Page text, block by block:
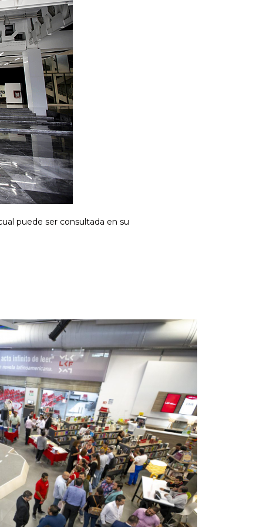
puede ser consultada en su